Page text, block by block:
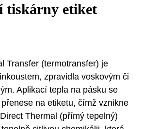
tiskárny etiket
Transfer (termotransfer) je
zpravidla voskovým či
Aplikací tepla na pásku se
na etiketu, čímž vznikne
Thermal (přímý tepelný)